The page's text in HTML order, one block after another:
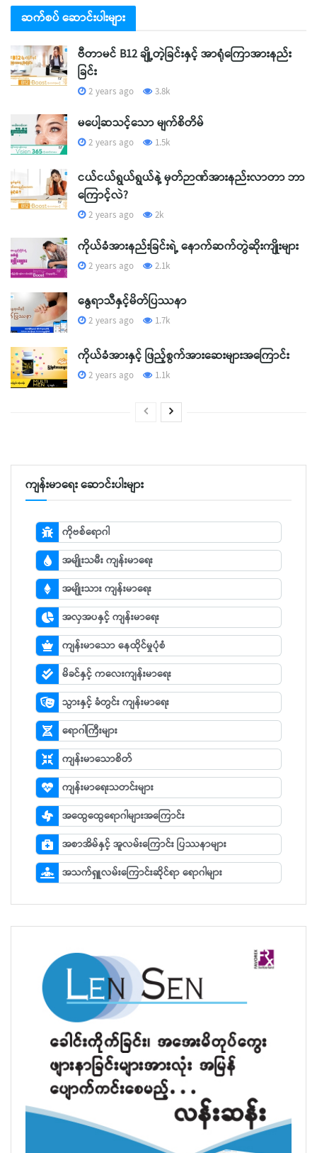
ဆက်စပ် ဆောင်းပါးများ
ဗီတာမင် B12 ချို့တဲ့ခြင်းနှင့် အာရုံကြောအားနည်း
ခြင်း
2 years ago 3.8k
မပေါ့ဆသင့်သော မျက်စိတိမ်
2 years ago 1.5k
ငယ်ငယ်ရွယ်ရွယ်နဲ့ မှတ်ဉာဏ်အားနည်းလာတာ ဘာ
ကြောင့်လဲ?
2 years ago 2k
ကိုယ်ခံအားနည်းခြင်းရဲ့ နောက်ဆက်တွဲဆိုးကျိုးများ
2 years ago 2.1k
နွေရာသီနှင့်မိတ်ပြဿနာ
2 years ago 1.7k
ကိုယ်ခံအားနှင့် ဖြည့်စွက်အားဆေးများအကြောင်း
2 years ago 1.1k
ကျန်းမာရေး ဆောင်းပါးများ
ကိုဗစ်ရောဂါ
အမျိုးသမီး ကျန်းမာရေး
အမျိုးသား ကျန်းမာရေး
အလှအပနှင့် ကျန်းမာရေး
ကျန်းမာသော နေထိုင်မှုပုံစံ
မိခင်နှင့် ကလေးကျန်းမာရေး
သွားနှင့် ခံတွင်း ကျန်းမာရေး
ရောဂါကြီးများ
ကျန်းမာသောစိတ်
ကျန်းမာရေးသတင်းများ
အထွေထွေရောဂါများအကြောင်း
အစာအိမ်နှင့် အူလမ်းကြောင်း ပြဿနာများ
အသက်ရှူလမ်းကြောင်းဆိုင်ရာ ရောဂါများ